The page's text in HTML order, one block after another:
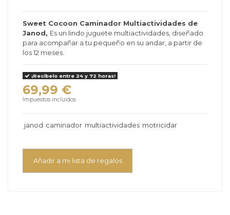
Sweet Cocoon Caminador Multiactividades de
Janod, Es un lindo juguete multiactividades, diseñado
para acompañar a tu pequeño en su andar, a partir de
los 12 meses.
¡Recíbelo entre 24 y 72 horas!
69,99 €
Impuestos incluidos
janod caminador multiactividades motricidar
Añadir a mi lista de regalos